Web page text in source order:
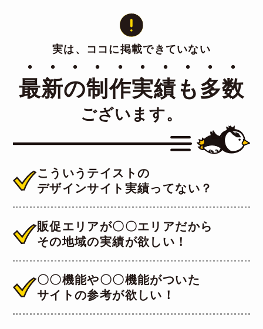
実は、ココに掲載できていない
最新の制作実績も多数
・・・・・・・・・・
ございます。
こういうテイストの
デザインサイト実績ってない？
販促エリアが〇〇エリアだから
その地域の実績が欲しい！
〇〇機能や〇〇機能がついた
サイトの参考が欲しい！